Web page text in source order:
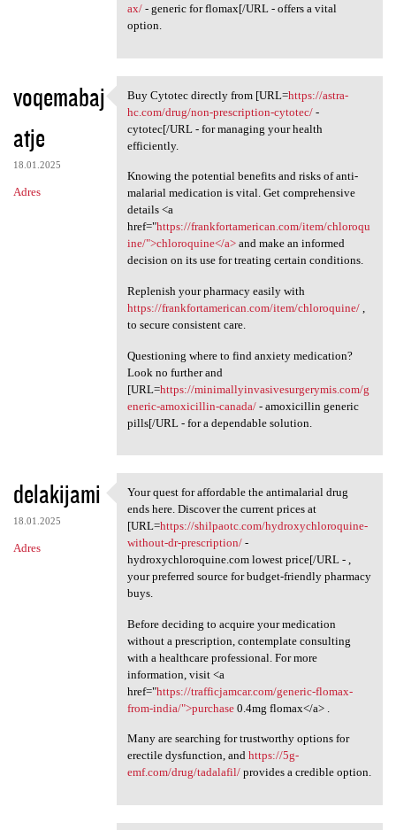
ax/- generic for flomax[/URL - offers a vital
option.
voqemabaj
atje
18.01.2025
Adres
Buy Cytotec directly from
Buy Cytotec directly from [URL=https://astra-
hc.com/drug/non-prescription-cytotec/-
cytotec[/URL - for managing your health
efficiently.
Knowing the potential benefits and risks of anti-
malarial medication is vital. Get comprehensive
details <a
href="https://frankfortamerican.com/item/chloroqu
ine/">chloroquine</a>and make an informed
decision on its use for treating certain conditions.
Replenish your pharmacy easily with
https://frankfortamerican.com/item/chloroquine/,
to secure consistent care.
Questioning where to find anxiety medication?
Look no further and
[URL=https://minimallyinvasivesurgerymis.com/g
eneric-amoxicillin-canada/- amoxicillin generic
pills[/URL - for a dependable solution.
delakijami
18.01.2025
Adres
Your quest for affordable the
Your quest for affordable the antimalarial drug
ends here. Discover the current prices at
[URL=https://shilpaotc.com/hydroxychloroquine-
without-dr-prescription/-
hydroxychloroquine.com lowest price[/URL - ,
your preferred source for budget-friendly pharmacy
buys.
Before deciding to acquire your medication
without a prescription, contemplate consulting
with a healthcare professional. For more
information, visit <a
href="https://trafficjamcar.com/generic-flomax-
from-india/">purchase0.4mg flomax</a> .
Many are searching for trustworthy options for
erectile dysfunction, and https://5g-
emf.com/drug/tadalafil/provides a credible option.